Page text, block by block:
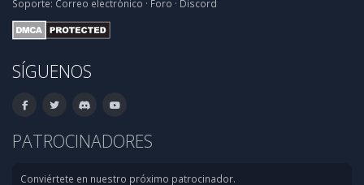
Soporte: Correo electrónico · Foro · Discord
SÍGUENOS
PATROCINADORES
Conviértete en nuestro próximo patrocinador.